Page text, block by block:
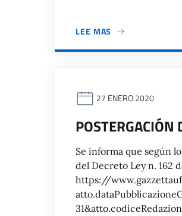
LEE MAS
27 ENERO 2020
POSTERGACIÓN
Se informa que según
del Decreto Ley n. 162
https://